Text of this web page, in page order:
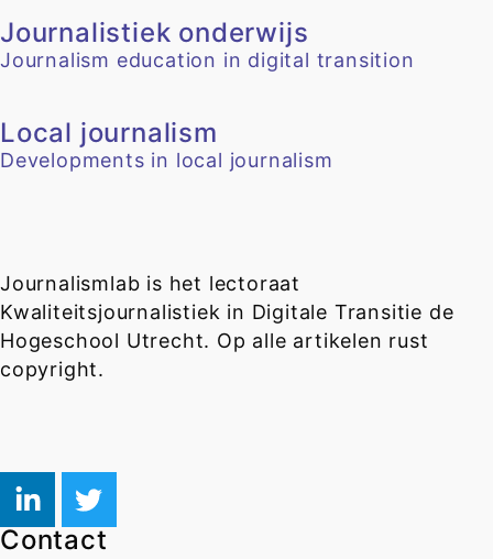
Journalistiek onderwijs
Journalism education in digital transition
Local journalism
Developments in local journalism
Journalismlab is het lectoraat
Kwaliteitsjournalistiek in Digitale Transitie de
Hogeschool Utrecht. Op alle artikelen rust
copyright.
Contact